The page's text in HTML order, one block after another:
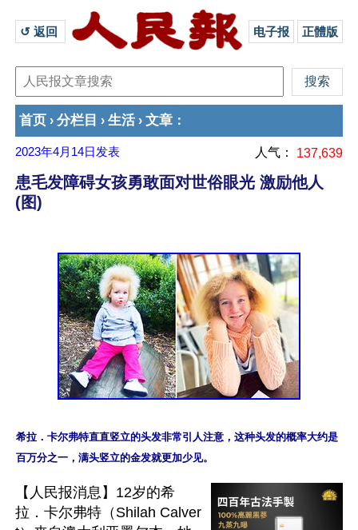
↺ 返回 电子报 正體版
首页 › 分栏目 › 生活 › 文章 ：
2023年4月14日 发表 人气： 137,639
患毛发障碍女孩勇敢面对世俗眼光 激励他人
(图)
希拉．卡尔弗特直直竖立的头发非常引人注意，这种头发的概率大约是
【人民报消息】12岁的希
拉．卡尔弗特（Shilah Calver